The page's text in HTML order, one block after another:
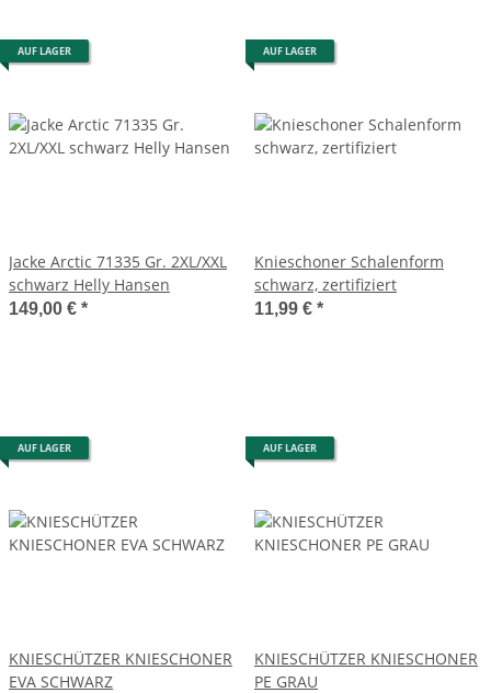
AUF LAGER
Jacke Arctic 71335 Gr. 2XL/XXL
schwarz Helly Hansen
149,00 € *
AUF LAGER
Knieschoner Schalenform
schwarz, zertifiziert
11,99 € *
AUF LAGER
KNIESCHÜTZER KNIESCHONER
EVA SCHWARZ
AUF LAGER
KNIESCHÜTZER KNIESCHONER
PE GRAU